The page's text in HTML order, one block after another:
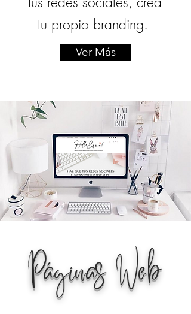
tu propio branding.
Ver Más
Páginas Web